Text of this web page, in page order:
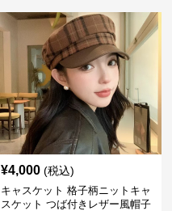
¥4,000 (税込)
キャスケット 格子柄ニットキャ
スケット つば付きレザー風帽子